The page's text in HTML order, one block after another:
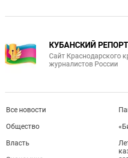
КУБАНСКИЙ
Сайт Краснодарского
журналистов России
Все новости
Общество
Власть